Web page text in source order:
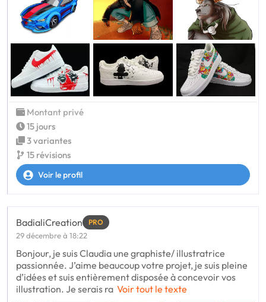
Montant privé
15 jours
3 variantes
15 révisions
Voir le profil
BadialiCreation PRO
29 décembre à 18:22
Bonjour, je suis Claudia une graphiste/ illustratrice
passionnée. J’aime beaucoup votre projet, je suis pleine
d’idées et suis entièrement disposée à concevoir vos
illustration. Je serais ra Voir tout le texte